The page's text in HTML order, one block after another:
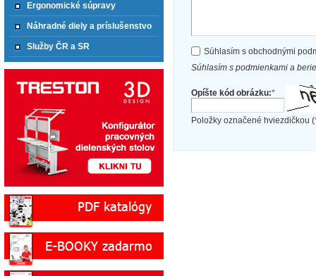
Súhlasím s obchodnými
Súhlasím s podmienkami a
Opíšte kód obrázku:*
Položky označené hviezdičkou (
Ergonomické súpravy
Náhradné diely a príslušenstvo
Služby ČR a SR